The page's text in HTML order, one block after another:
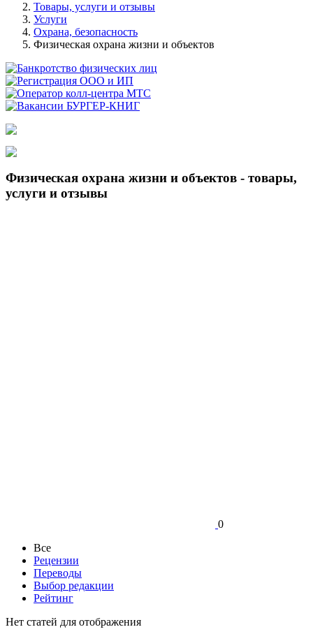
Товары, услуги и отзывы
Услуги
Охрана, безопасность
Физическая охрана жизни и объектов
Физическая охрана жизни и объектов - товары,
услуги и отзывы
0
Все
Рецензии
Переводы
Выбор редакции
Рейтинг
Нет статей для отображения